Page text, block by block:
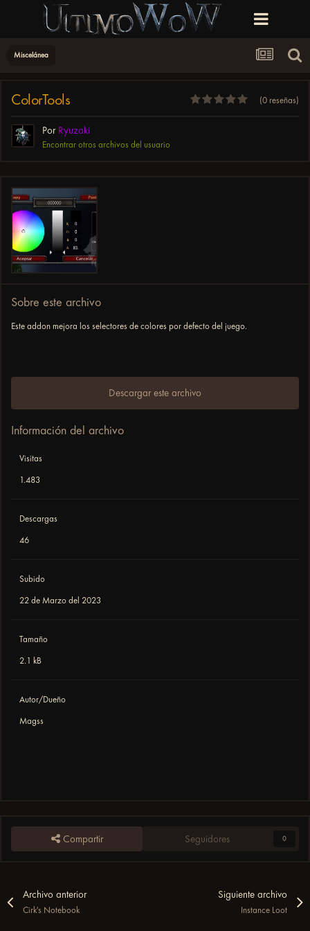
Miscelánea
ColorTools (0 reseñas)
Por Ryuzaki
Encontrar otros archivos del usuario
Sobre este archivo
Este addon mejora los selectores de colores por defecto del juego.
Descargar este archivo
Información del archivo
Visitas
1.483
Descargas
46
Subido
22 de Marzo del 2023
Tamaño
2.1 kB
Autor/Dueño
Magss
Compartir Seguidores 0
Archivo anterior
Cirk's Notebook
Siguiente archivo
Instance Loot